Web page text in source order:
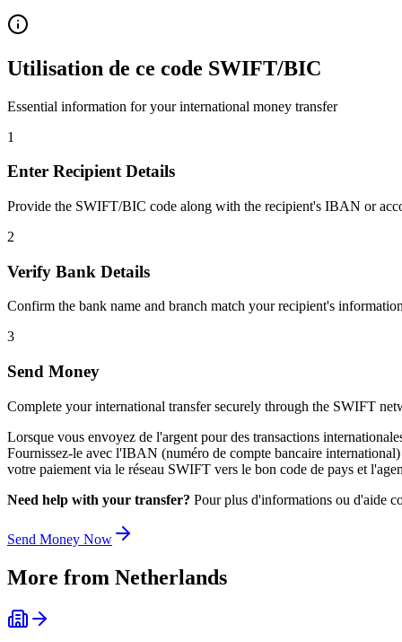
Utilisation de ce code SWIFT/BIC
Essential information for your international money transfer
1
Enter Recipient Details
Provide the SWIFT/BIC code along with the recipient's IBAN or
2
Verify Bank Details
Confirm the bank name and branch match your recipient's
3
Send Money
Complete your international transfer securely through the SWIFT
Lorsque vous envoyez de l'argent pour des transactions
Fournissez-le avec l'IBAN (numéro de compte bancaire
votre paiement via le réseau SWIFT vers le bon code de pays et
Need help with your transfer? Pour plus d'informations ou d'aide
Send Money Now
More from Netherlands